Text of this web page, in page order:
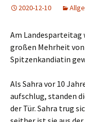
2020-12-10
Am Landesparteitag
großen Mehrheit
Spitzenkandiatin
Als Sahra vor 10
aufschlug, standen
der Tür. Sahra trug